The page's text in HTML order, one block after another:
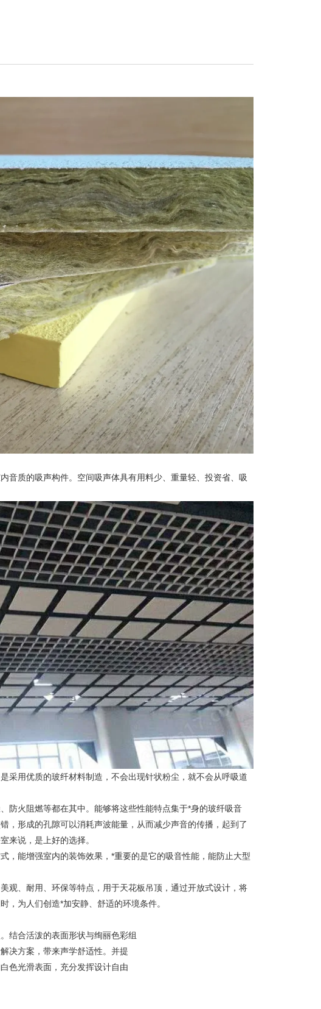
音质的吸声构件。空间吸声体具有用料少、重量轻、投资省、吸
采用优质的玻纤材料制造，不会出现针状粉尘，就不会从呼吸道
防火阻燃等都在其中。能够将这些性能特点集于*身的玻纤吸音
，形成的孔隙可以消耗声波能量，从而减少声音的传播，起到了
来说，是上好的选择。
，能增强室内的装饰效果，*重要的是它的吸音性能，能防止大型
观、耐用、环保等特点，用于天花板吊顶，通过开放式设计，将
，为人们创造*加安静、舒适的环境条件。
结合活泼的表面形状与绚丽色彩组
决方案，带来声学舒适性。并提
色光滑表面，充分发挥设计自由